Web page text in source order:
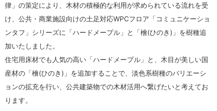
律」の策定により、木材の積極的な利用が求められている流れを受
け、公共・商業施設向けの土足対応WPCフロア「コミュニケーショ
ンタフ」シリーズに「ハードメープル」と「檜(ひのき)」を樹種追
加いたしました。
住宅用床材でも人気の高い「ハードメープル」と、木目が美しい国
産材の「檜(ひのき)」を追加することで、淡色系樹種のバリエーシ
ョンの拡充を行い、公共建築物での木材活用へ繋げたいと考えてお
ります。